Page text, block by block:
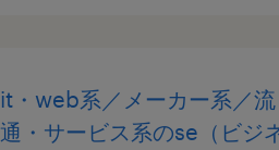
it・web系／メーカー系／流
通・サービス系のse（ビジ